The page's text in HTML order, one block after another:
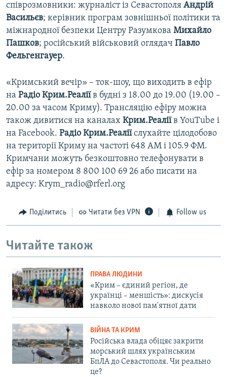
співрозмовники: журналіст із Севастополя Андрій
Васильєв; керівник програм зовнішньої політики та
міжнародної безпеки Центру Разумкова Михайло
Пашков; російський військовий оглядач Павло
Фельгенгауер.
«Кримський вечір» – ток-шоу, що виходить в ефір
на Радіо Крим.Реаліїв будні з 18.00 до 19.00 (19.00 –
20.00 за часом Криму). Трансляцію ефіру можна
також дивитися на каналах Крим.Реаліїв YouTube і
на Facebook. Радіо Крим.Реаліїслухайте цілодобово
на території Криму на частоті 648 АМ і 105.9 ФМ.
Кримчани можуть безкоштовно телефонувати в
ефір за номером 8 800 100 69 26 або писати на
адресу: Krym_radio@rferl.org
Поділитись Читати без VPN Follow us
Читайте також
ПРАВА ЛЮДИНИ
«Крим – єдиний регіон, де
українці – меншість»: дискусія
навколо нової пам'ятної дати
ВІЙНА ТА КРИМ
Російська влада обіцяє закрити
морський шлях українським
БпЛА до Севастополя. Чи реально
це?